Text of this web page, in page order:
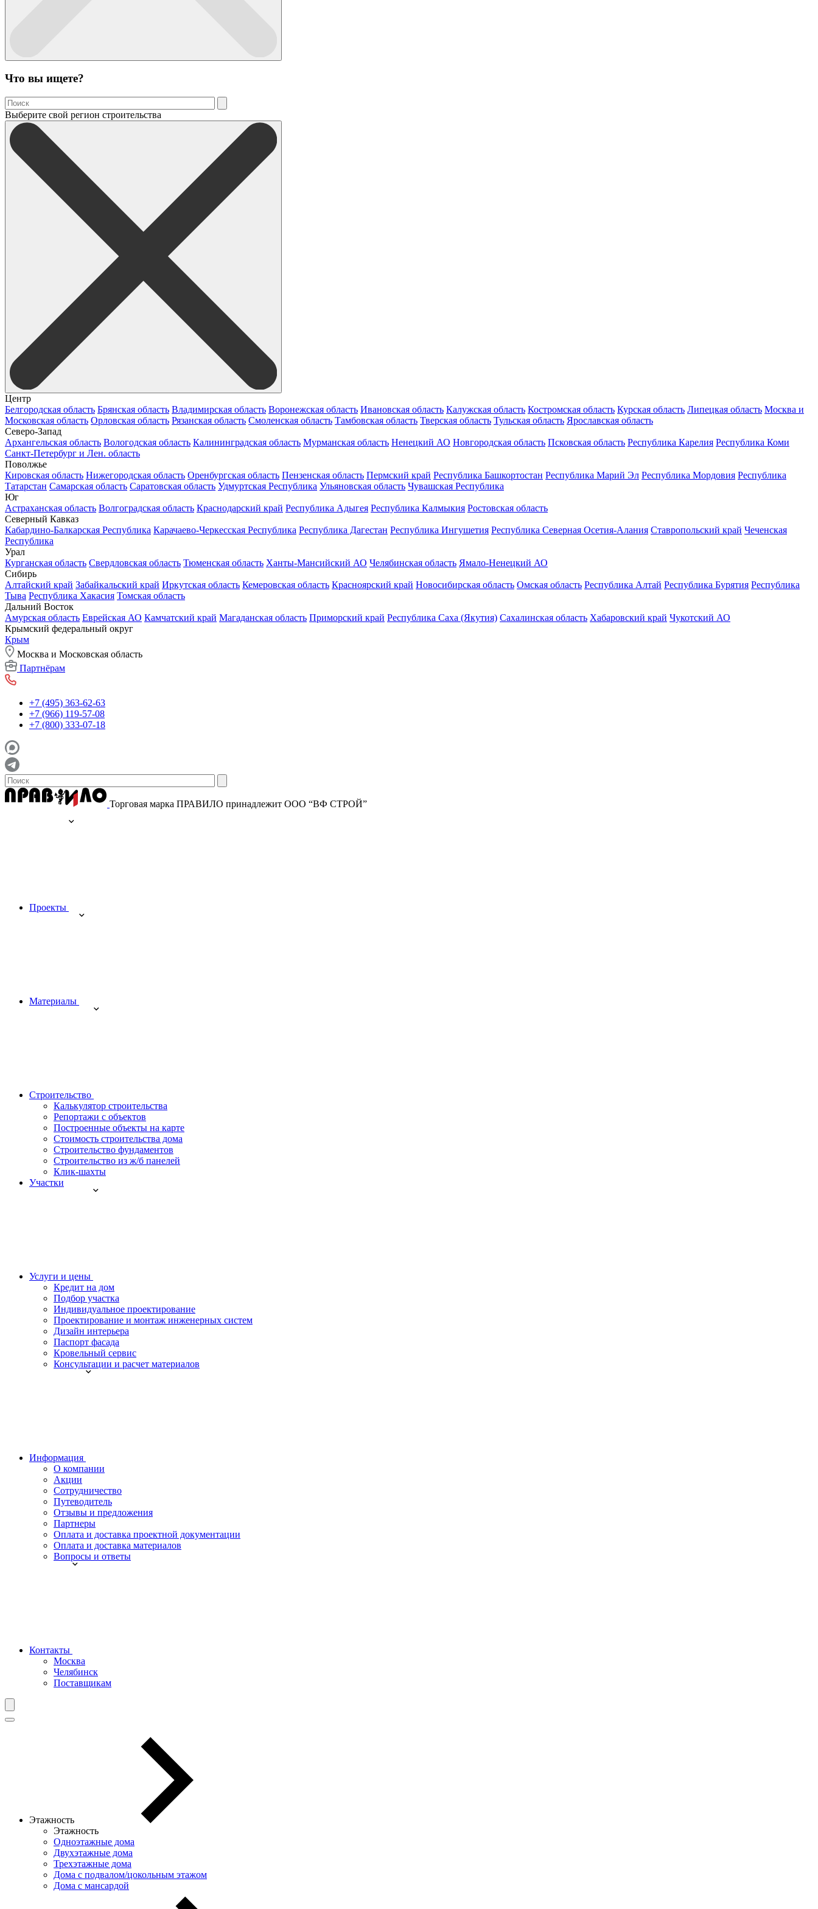
Что вы ищете?
Выберите свой регион строительства
Центр
Белгородская область Брянская область Владимирская область Воронежская область Ивановская область Калужская область Костромская область Курская область Липецкая область Москва и
Московская область Орловская область Рязанская область Смоленская область Тамбовская область Тверская область Тульская область Ярославская область
Северо-Запад
Архангельская область Вологодская область Калининградская область Мурманская область Ненецкий АО Новгородская область Псковская область Республика Карелия Республика Коми
Санкт-Петербург и Лен. область
Поволжье
Кировская область Нижегородская область Оренбургская область Пензенская область Пермский край Республика Башкортостан Республика Марий Эл Республика Мордовия Республика
Татарстан Самарская область Саратовская область Удмуртская Республика Ульяновская область Чувашская Республика
Юг
Астраханская область Волгоградская область Краснодарский край Республика Адыгея Республика Калмыкия Ростовская область
Северный Кавказ
Кабардино-Балкарская Республика Карачаево-Черкесская Республика Республика Дагестан Республика Ингушетия Республика Северная Осетия-Алания Ставропольский край Чеченская
Республика
Урал
Курганская область Свердловская область Тюменская область Ханты-Мансийский АО Челябинская область Ямало-Ненецкий АО
Сибирь
Алтайский край Забайкальский край Иркутская область Кемеровская область Красноярский край Новосибирская область Омская область Республика Алтай Республика Бурятия Республика
Тыва Республика Хакасия Томская область
Дальний Восток
Амурская область Еврейская АО Камчатский край Магаданская область Приморский край Республика Саха (Якутия) Сахалинская область Хабаровский край Чукотский АО
Крымский федеральный округ
Крым
Москва и Московская область
Партнёрам
+7 (495) 363-62-63
+7 (966) 119-57-08
+7 (800) 333-07-18
Торговая марка ПРАВИЛО принадлежит ООО “ВФ СТРОЙ”
Проекты
Материалы
Строительство
Калькулятор строительства
Репортажи с объектов
Построенные объекты на карте
Стоимость строительства дома
Строительство фундаментов
Строительство из ж/б панелей
Клик-шахты
Участки
Услуги и цены
Кредит на дом
Подбор участка
Индивидуальное проектирование
Проектирование и монтаж инженерных систем
Дизайн интерьера
Паспорт фасада
Кровельный сервис
Консультации и расчет материалов
Информация
О компании
Акции
Сотрудничество
Путеводитель
Отзывы и предложения
Партнеры
Оплата и доставка проектной документации
Оплата и доставка материалов
Вопросы и ответы
Контакты
Москва
Челябинск
Поставщикам
Этажность
Этажность
Одноэтажные дома
Двухэтажные дома
Трехэтажные дома
Дома с подвалом/цокольным этажом
Дома с мансардой